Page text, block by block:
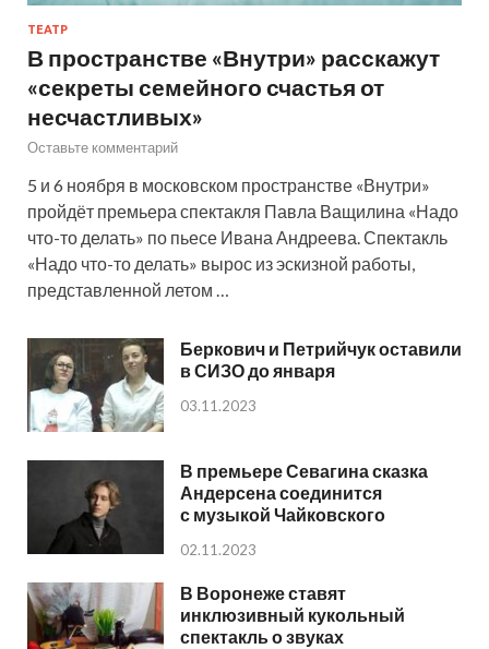
ТЕАТР
В пространстве «Внутри» расскажут
«секреты семейного счастья от
несчастливых»
Оставьте комментарий
5 и 6 ноября в московском пространстве «Внутри»
пройдёт премьера спектакля Павла Ващилина «Надо
что-то делать» по пьесе Ивана Андреева. Спектакль
«Надо что-то делать» вырос из эскизной работы,
представленной летом …
Беркович и Петрийчук оставили
в СИЗО до января
03.11.2023
В премьере Севагина сказка
Андерсена соединится
с музыкой Чайковского
02.11.2023
В Воронеже ставят
инклюзивный кукольный
спектакль о звуках